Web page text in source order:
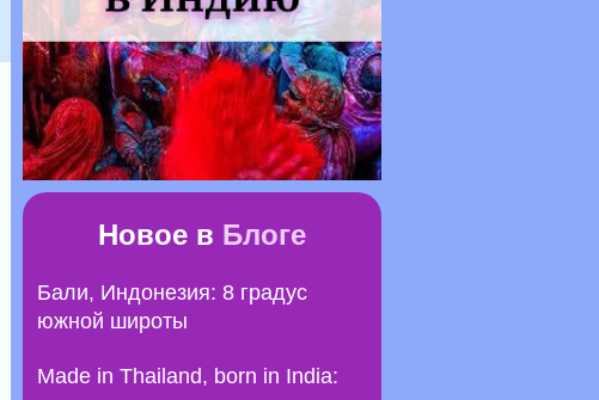
Новое в Блоге
Бали, Индонезия: 8 градус
южной широты
Made in Thailand, born in India: